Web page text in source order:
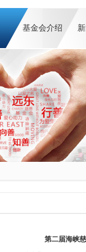
基金会介绍
第二届海峡